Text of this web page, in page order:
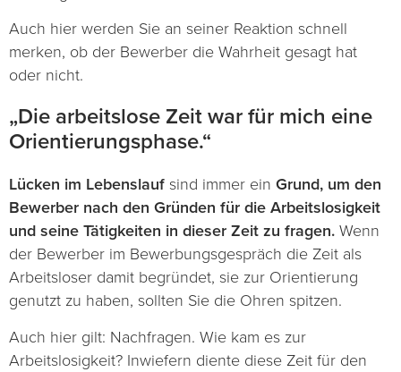
Auch hier werden Sie an seiner Reaktion schnell
merken, ob der Bewerber die Wahrheit gesagt hat
oder nicht.
„Die arbeitslose Zeit war für mich eine
Orientierungsphase.“
Lücken im Lebenslauf sind immer ein Grund, um den
Bewerber nach den Gründen für die Arbeitslosigkeit
und seine Tätigkeiten in dieser Zeit zu fragen. Wenn
der Bewerber im Bewerbungsgespräch die Zeit als
Arbeitsloser damit begründet, sie zur Orientierung
genutzt zu haben, sollten Sie die Ohren spitzen.
Auch hier gilt: Nachfragen. Wie kam es zur
Arbeitslosigkeit? Inwiefern diente diese Zeit für den